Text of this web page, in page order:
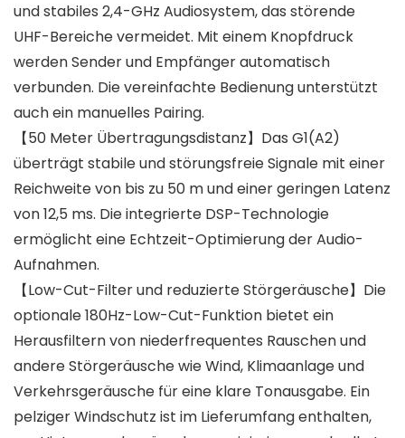
und stabiles 2,4-GHz Audiosystem, das störende
UHF-Bereiche vermeidet. Mit einem Knopfdruck
werden Sender und Empfänger automatisch
verbunden. Die vereinfachte Bedienung unterstützt
auch ein manuelles Pairing.
【50 Meter Übertragungsdistanz】Das G1(A2)
überträgt stabile und störungsfreie Signale mit einer
Reichweite von bis zu 50 m und einer geringen Latenz
von 12,5 ms. Die integrierte DSP-Technologie
ermöglicht eine Echtzeit-Optimierung der Audio-
Aufnahmen.
【Low-Cut-Filter und reduzierte Störgeräusche】Die
optionale 180Hz-Low-Cut-Funktion bietet ein
Herausfiltern von niederfrequentes Rauschen und
andere Störgeräusche wie Wind, Klimaanlage und
Verkehrsgeräusche für eine klare Tonausgabe. Ein
pelziger Windschutz ist im Lieferumfang enthalten,